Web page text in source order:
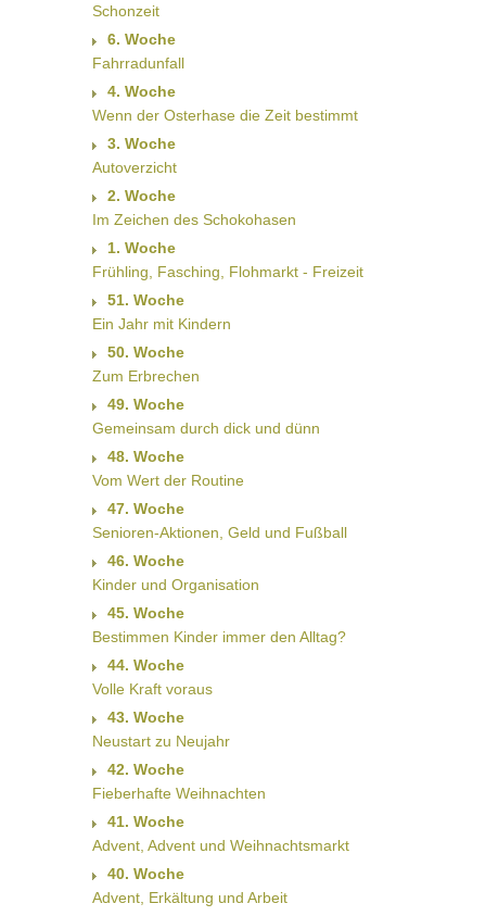
Schonzeit
6. Woche
Fahrradunfall
4. Woche
Wenn der Osterhase die Zeit bestimmt
3. Woche
Autoverzicht
2. Woche
Im Zeichen des Schokohasen
1. Woche
Frühling, Fasching, Flohmarkt - Freizeit
51. Woche
Ein Jahr mit Kindern
50. Woche
Zum Erbrechen
49. Woche
Gemeinsam durch dick und dünn
48. Woche
Vom Wert der Routine
47. Woche
Senioren-Aktionen, Geld und Fußball
46. Woche
Kinder und Organisation
45. Woche
Bestimmen Kinder immer den Alltag?
44. Woche
Volle Kraft voraus
43. Woche
Neustart zu Neujahr
42. Woche
Fieberhafte Weihnachten
41. Woche
Advent, Advent und Weihnachtsmarkt
40. Woche
Advent, Erkältung und Arbeit